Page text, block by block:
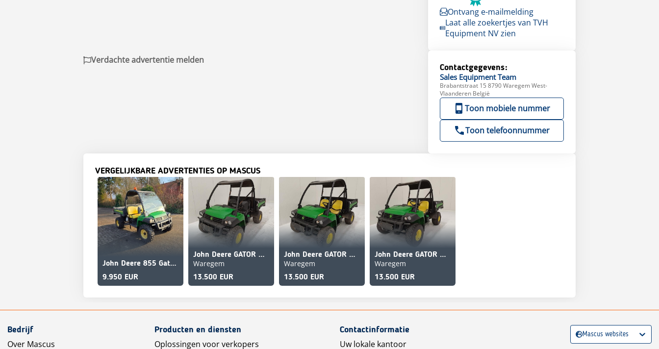
Ontvang e-mailmelding
Laat alle zoekertjes van TVH
Equipment NV zien
Contactgegevens:
Sales Equipment Team
Brabantstraat 15 8790 Waregem West-
Vlaanderen België
Toon mobiele nummer
Toon telefoonnummer
Verdachte advertentie melden
VERGELIJKBARE ADVERTENTIES OP MASCUS
John Deere 855 Gator Diesel
9.950 EUR
John Deere GATOR HPX815E
Waregem
13.500 EUR
John Deere GATOR HPX815E
Waregem
13.500 EUR
John Deere GATOR HPX815E
Waregem
13.500 EUR
Bedrijf
Over Mascus
Producten en diensten
Oplossingen voor verkopers
Contactinformatie
Uw lokale kantoor
Mascus websites